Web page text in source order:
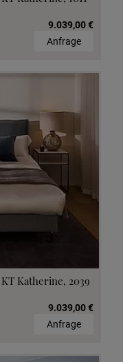
9.039,00 €
Anfrage
Katherine, 2039
9.039,00 €
Anfrage